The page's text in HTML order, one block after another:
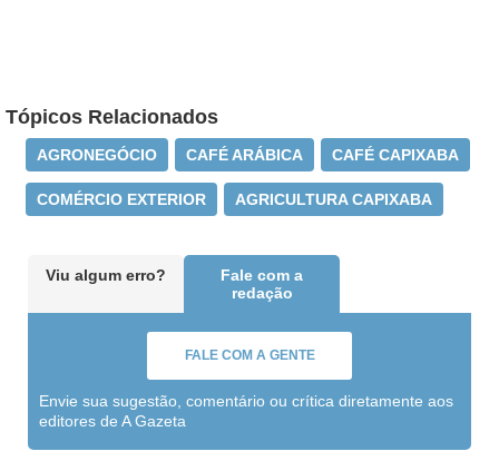
Tópicos Relacionados
AGRONEGÓCIO CAFÉ ARÁBICA CAFÉ CAPIXABA
COMÉRCIO EXTERIOR AGRICULTURA CAPIXABA
Viu algum erro?
Fale com a
redação
FALE COM A GENTE
Envie sua sugestão, comentário ou crítica diretamente aos
editores de A Gazeta